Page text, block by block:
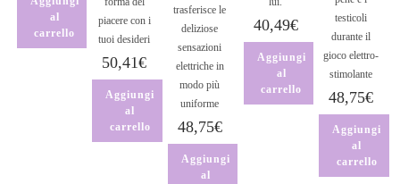
al
carrello
piacere con i
tuoi desideri
50,41€
Aggiungi
al
carrello
trasferisce le
deliziose
sensazioni
elettriche in
modo più
uniforme
48,75€
Aggiungi
al
40,49€
Aggiungi
al
carrello
testicoli
durante il
gioco elettro-
stimolante
48,75€
Aggiungi
al
carrello